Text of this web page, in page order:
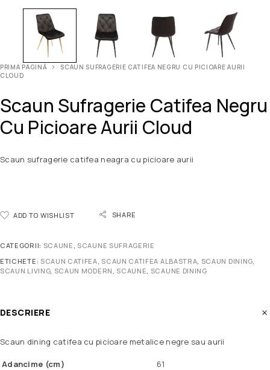
PRIMA PAGINĂ
SCAUN SUFRAGERIE CATIFEA NEGRU CU PICIOARE AURII
CLOUD
Scaun Sufragerie Catifea Negru
Cu Picioare Aurii Cloud
Scaun sufragerie catifea neagra cu picioare aurii
ADD TO WISHLIST SHARE
CATEGORII: SCAUNE SCAUNE SUFRAGERIE
ETICHETE: SCAUN CATIFEA SCAUN CATIFEA ALBASTRA SCAUN DINING,
SCAUN LIVING, SCAUN MODERN SCAUNE SCAUNE DINING
DESCRIERE
Scaun dining catifea cu picioare metalice negre sau aurii
Adancime (cm)
61